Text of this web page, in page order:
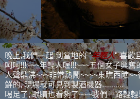
晚上,我們一起 到當地的 "年輕人" 喜歡
呵呵!!!~~~年輕人喔!!!~~~五個女子興奮
人聲鼎沸~~~非常熱鬧~~~~東瞧西瞧
鮮的, 現場就可見到製酒機器...........
喝足了, 眼睛也看夠了~~~我們ㄧ路輕